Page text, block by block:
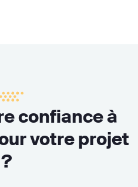
confiance à
votre projet
?